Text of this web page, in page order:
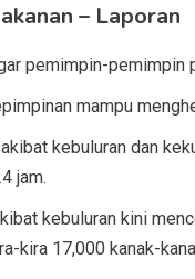
– Laporan
pemimpin-pemimpin
mampu
kebuluran dan
jam.
kebuluran kini
kira 17,000 kanak-